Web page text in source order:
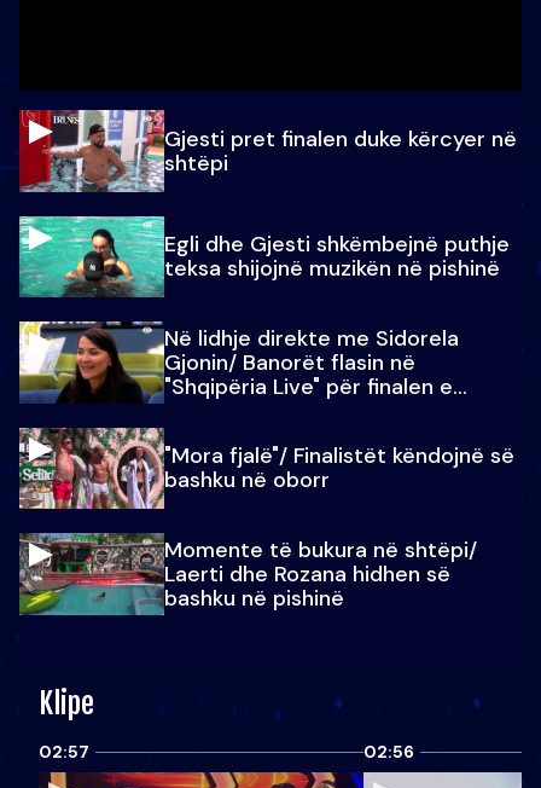
Gjesti pret finalen duke kërcyer në
shtëpi
Egli dhe Gjesti shkëmbejnë puthje
teksa shijojnë muzikën në pishinë
Në lidhje direkte me Sidorela
Gjonin/ Banorët flasin në
"Shqipëria Live" për finalen e
"Mora fjalë"/ Finalistët këndojnë së
bashku në oborr
Momente të bukura në shtëpi/
Laerti dhe Rozana hidhen së
bashku në pishinë
Klipe
02:57 02:56